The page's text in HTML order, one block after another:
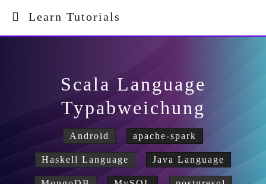
Learn Tutorials
Scala Language
Typabweichung
Android apache-spark
Haskell Language Java Language